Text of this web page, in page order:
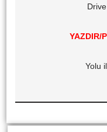
YAZDIR/
Yolu